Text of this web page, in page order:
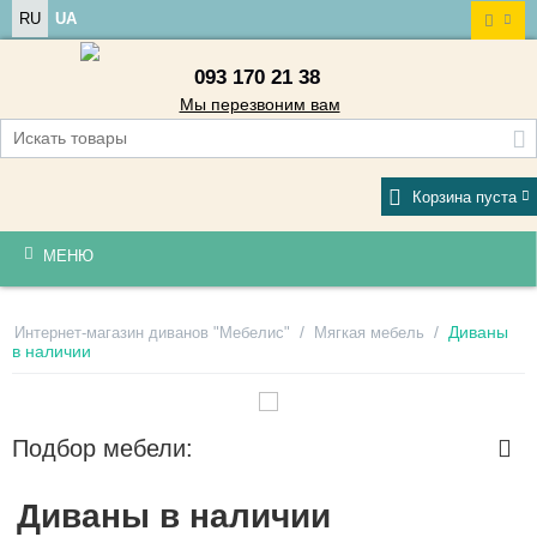
RU UA
093 170 21 38
Мы перезвоним вам
Корзина пуста
МЕНЮ
Интернет-магазин диванов "Мебелис" / Мягкая мебель / Диваны
в наличии
Подбор мебели:
Диваны в наличии